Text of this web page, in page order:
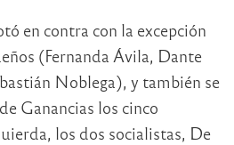
en contra con la excepción
(Fernanda Ávila, Dante
Noblega), y también se
Ganancias los cinco
los dos socialistas, De